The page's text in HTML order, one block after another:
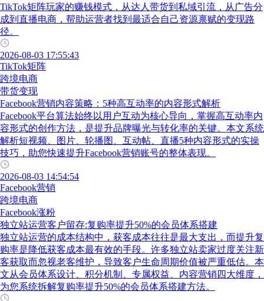
TikTok矩阵玩家的赚钱模式，从达人带货到私域引流，从广告分
成到直播电商，帮助运营者找到最适合自己资源禀赋的变现路
径。
2026-08-03 17:55:43
TikTok矩阵
跨境电商
带货变现
Facebook营销内容策略：5种高互动率的内容形式解析
Facebook平台算法始终以用户互动为核心导向，掌握高互动率内
容形式的创作方法，是提升品牌曝光与转化率的关键。本文系统
解析短视频、图片、轮播图、互动帖、直播5种内容形式的实操
技巧，助您快速提升Facebook营销账号的整体表现。
2026-08-03 14:54:54
Facebook营销
跨境电商
Facebook涨粉
独立站运营客户留存:复购率提升50%的会员体系搭建
独立站运营的成本结构中，获客成本往往是最大支出，而提升复
购率是降低获客成本最有效的手段。许多独立站卖家过度关注新
客获取而忽视老客维护，导致客户生命周期价值被严重低估。本
文从会员体系设计、积分机制、专属权益、内容营销四大维度，
为您系统拆解复购率提升50%的会员体系搭建方法。